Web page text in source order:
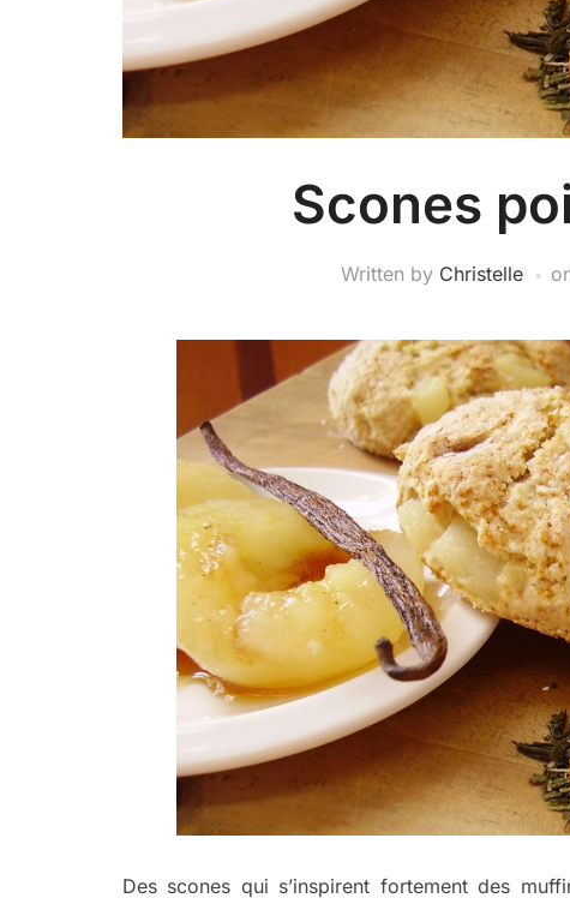
Scones
Written by Christelle
Des scones qui s’inspirent fortement des